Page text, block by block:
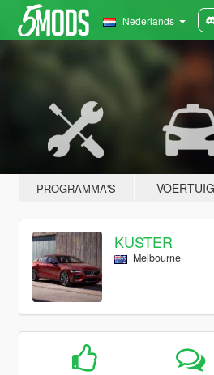
Nederlands
PROGRAMMA'S
KUSTER
Melbourne